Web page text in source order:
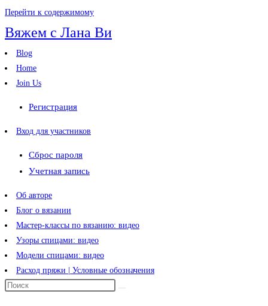
Перейти к содержимому
Вяжем с Лана Ви
Blog
Home
Join Us
Регистрация
Вход для участников
Сброс пароля
Учетная запись
Об авторе
Блог о вязании
Мастер-классы по вязанию: видео
Узоры спицами: видео
Модели спицами: видео
Расход пряжи | Условные обозначения